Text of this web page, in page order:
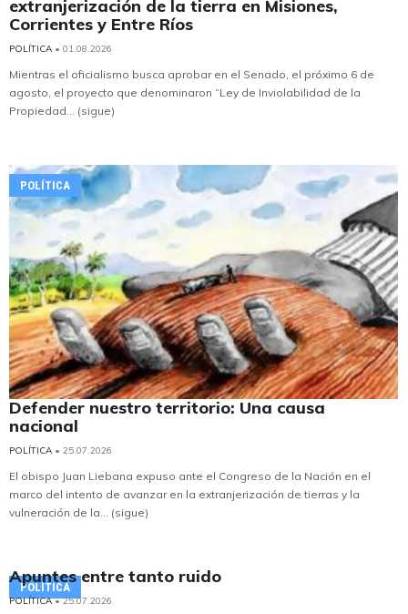
extranjerización de la tierra en Misiones,
Corrientes y Entre Ríos
POLÍTICA • 01.08.2026
Mientras el oficialismo busca aprobar en el Senado, el próximo 6 de
agosto, el proyecto que denominaron “Ley de Inviolabilidad de la
Propiedad... (sigue)
POLÍTICA
Defender nuestro territorio: Una causa
nacional
POLÍTICA • 25.07.2026
El obispo Juan Liebana expuso ante el Congreso de la Nación en el
marco del intento de avanzar en la extranjerización de tierras y la
vulneración de la... (sigue)
POLÍTICA
Apuntes entre tanto ruido
POLÍTICA• 25.07.2026